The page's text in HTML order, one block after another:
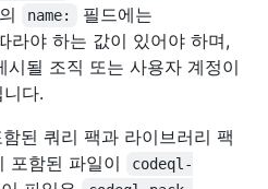
name: 필드에는
라야 하는 값이 있어야 하며,
시될 조직 또는 사용자 계정이
다.
된 쿼리 팩과 라이브러리 팩
포함된 파일이
codeql-